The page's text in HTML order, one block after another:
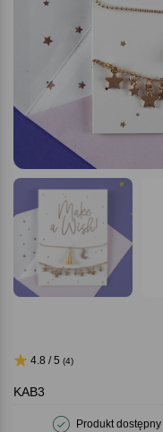
KAB3
Produkt dostępny
4.8 / 5 (4)